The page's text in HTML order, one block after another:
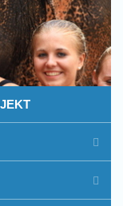
Ausland